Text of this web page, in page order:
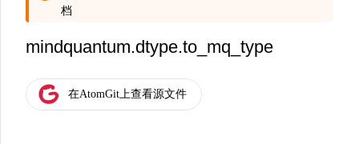
档
mindquantum.dtype.to_mq_type